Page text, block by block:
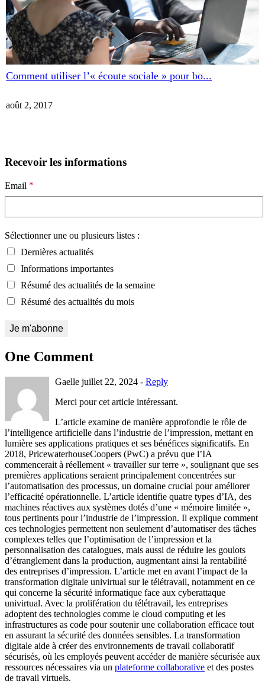
Comment utiliser l’« écoute sociale » pour bo...
août 2, 2017
Recevoir les informations
Email *
Sélectionner une ou plusieurs listes :
Dernières actualités
Informations importantes
Résumé des actualités de la semaine
Résumé des actualités du mois
One Comment
Gaelle juillet 22, 2024 - Reply
Merci pour cet article intéressant.
L’article examine de manière approfondie le rôle de
l’intelligence artificielle dans l’industrie de l’impression, mettant en
lumière ses applications pratiques et ses bénéfices significatifs. En
2018, PricewaterhouseCoopers (PwC) a prévu que l’IA
commencerait à réellement « travailler sur terre », soulignant que ses
premières applications seraient principalement concentrées sur
l’automatisation des processus, un domaine crucial pour améliorer
l’efficacité opérationnelle. L’article identifie quatre types d’IA, des
machines réactives aux systèmes dotés d’une « mémoire limitée »,
tous pertinents pour l’industrie de l’impression. Il explique comment
ces technologies permettent non seulement d’automatiser des tâches
complexes telles que l’optimisation de l’impression et la
personnalisation des catalogues, mais aussi de réduire les goulots
d’étranglement dans la production, augmentant ainsi la rentabilité
des entreprises d’impression. L’article met en avant l’impact de la
transformation digitale univirtual sur le télétravail, notamment en ce
qui concerne la sécurité informatique face aux cyberattaque
univirtual. Avec la prolifération du télétravail, les entreprises
adoptent des technologies comme le cloud computing et les
infrastructures as code pour soutenir une collaboration efficace tout
en assurant la sécurité des données sensibles. La transformation
digitale aide à créer des environnements de travail collaboratif
sécurisés, où les employés peuvent accéder de manière sécurisée aux
ressources nécessaires via un plateforme collaborative et des postes
de travail virtuels.